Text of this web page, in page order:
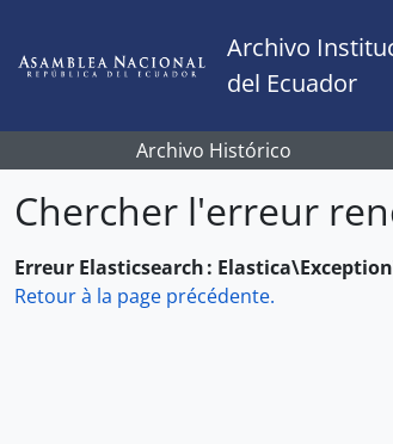
Archivo
del Ecuador
Archivo Histórico
Chercher l'erreur
Erreur Elasticsearch :
Retour à la page précédente.